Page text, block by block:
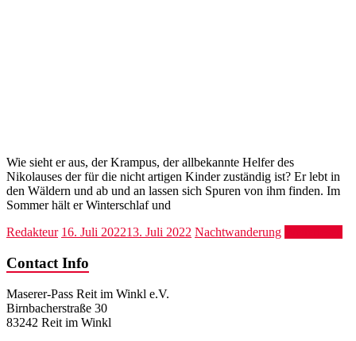
Wie sieht er aus, der Krampus, der allbekannte Helfer des
Nikolauses der für die nicht artigen Kinder zuständig ist? Er lebt in
den Wäldern und ab und an lassen sich Spuren von ihm finden. Im
Sommer hält er Winterschlaf und
Redakteur 16. Juli 202213. Juli 2022 Nachtwanderung
Contact Info
Maserer-Pass Reit im Winkl e.V.
Birnbacherstraße 30
83242 Reit im Winkl